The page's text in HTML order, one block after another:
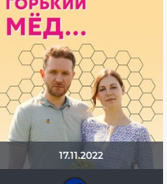
17.11.2022